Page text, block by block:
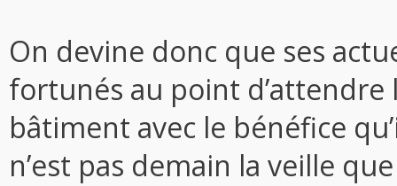
On devine donc que ses
fortunés au point
bâtiment avec le bénéfice
n’est pas demain la veille